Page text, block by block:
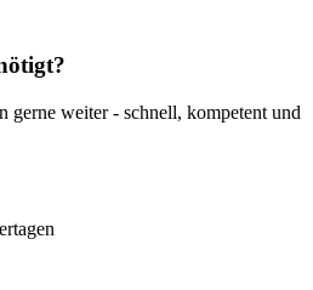
gerne weiter - schnell, kompetent und